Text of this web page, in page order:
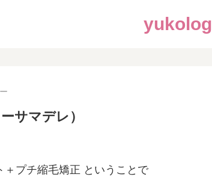
yukolog
サマデレ）
プチ縮毛矯正 ということで